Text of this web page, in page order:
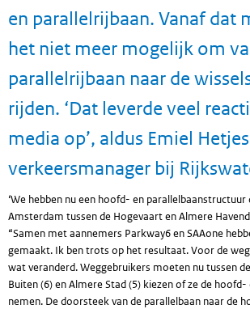
en parallelrijbaan. Vanaf dat
het niet meer mogelijk om
parallelrijbaan naar de
rijden. ‘Dat leverde veel
media op’, aldus Emiel
verkeersmanager bij
‘We hebben nu een hoofd- en
Amsterdam tussen de Hogevaart en Almere
“Samen met aannemers Parkway6 en SAAone
gemaakt. Ik ben trots op het resultaat. Voor de
wat veranderd. Weggebruikers moeten nu tussen
Buiten (6) en Almere Stad (5) kiezen of ze de
nemen. De doorsteek van de parallelbaan naar de